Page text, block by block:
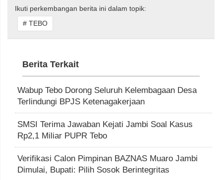
Ikuti perkembangan berita ini dalam topik:
# TEBO
Berita Terkait
Wabup Tebo Dorong Seluruh Kelembagaan Desa
Terlindungi BPJS Ketenagakerjaan
SMSI Terima Jawaban Kejati Jambi Soal Kasus
Rp2,1 Miliar PUPR Tebo
Verifikasi Calon Pimpinan BAZNAS Muaro Jambi
Dimulai, Bupati: Pilih Sosok Berintegritas